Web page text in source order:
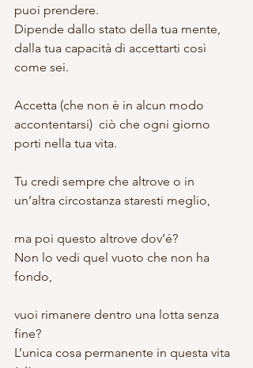
puoi prendere.
Dipende dallo stato della tua mente,
dalla tua capacità di accettarti così
come sei.
Accetta (che non è in alcun modo
accontentarsi)  ciò che ogni giorno
porti nella tua vita.
Tu credi sempre che altrove o in
un’altra circostanza staresti meglio,
ma poi questo altrove dov’é?
Non lo vedi quel vuoto che non ha
fondo,
vuoi rimanere dentro una lotta senza
fine?
L’unica cosa permanente in questa vita